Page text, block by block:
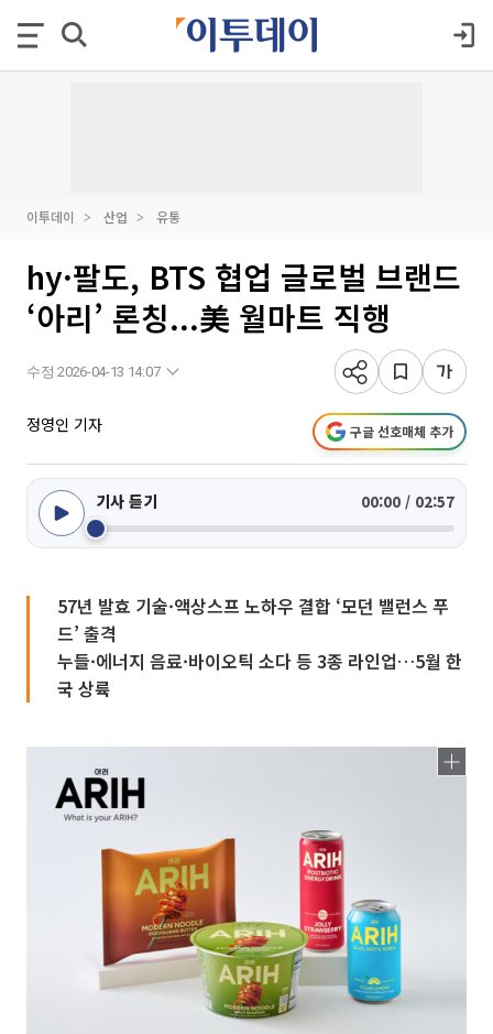
이투데이 산업 유통
hy·팔도, BTS 협업 글로벌 브랜드
‘아리’ 론칭...美 월마트 직행
수정 2026-04-13 14:07
정영인 기자 구글 선호매체 추가
기사 듣기 00:00 / 02:57
57년 발효 기술·액상스프 노하우 결합 ‘모던 밸런스 푸
드’ 출격
누들·에너지 음료·바이오틱 소다 등 3종 라인업…5월 한
국 상륙